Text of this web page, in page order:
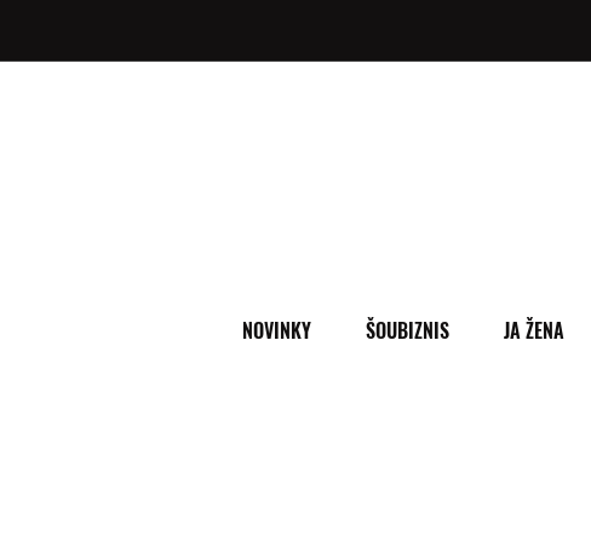
NOVINKY ŠOUBIZNIS JA ŽENA